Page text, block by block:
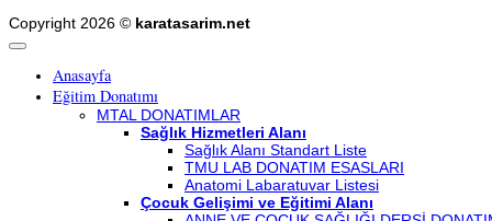
Copyright 2026 © karatasarim.net
Anasayfa
Eğitim Donatımı
MTAL DONATIMLAR
Sağlık Hizmetleri Alanı
Sağlık Alanı Standart Liste
TMU LAB DONATIM ESASLARI
Anatomi Labaratuvar Listesi
Çocuk Gelişimi ve Eğitimi Alanı